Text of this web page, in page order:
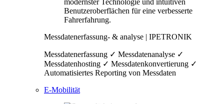
Messdatenerfassung- & analyse | IPETRONIK
Messdatenerfassung ✓ Messdatenanalyse ✓
Messdatenhosting ✓ Messdatenkonvertierung ✓
Automatisiertes Reporting von Messdaten
E-Mobilität